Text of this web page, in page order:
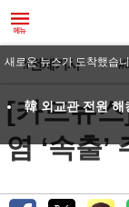
#전체기사 #
[카드뉴
염 ‘속출’
새로운 뉴스가 도착했습
韓 외교관 전원